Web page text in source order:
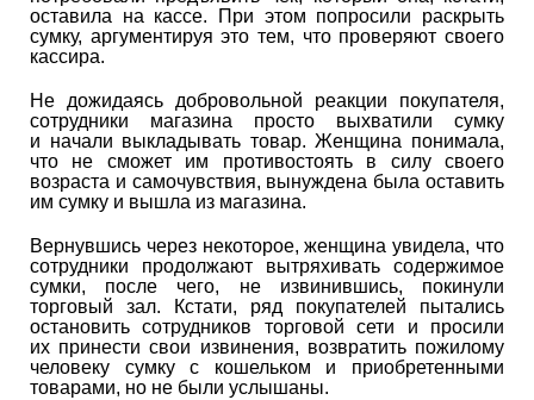
оставила на кассе. При этом попросили раскрыть
сумку, аргументируя это тем, что проверяют своего
кассира.
Не дожидаясь добровольной реакции покупателя,
сотрудники магазина просто выхватили сумку
и начали выкладывать товар. Женщина понимала,
что не сможет им противостоять в силу своего
возраста и самочувствия, вынуждена была оставить
им сумку и вышла из магазина.
Вернувшись через некоторое, женщина увидела, что
сотрудники продолжают вытряхивать содержимое
сумки, после чего, не извинившись, покинули
торговый зал. Кстати, ряд покупателей пытались
остановить сотрудников торговой сети и просили
их принести свои извинения, возвратить пожилому
человеку сумку с кошельком и приобретенными
товарами, но не были услышаны.